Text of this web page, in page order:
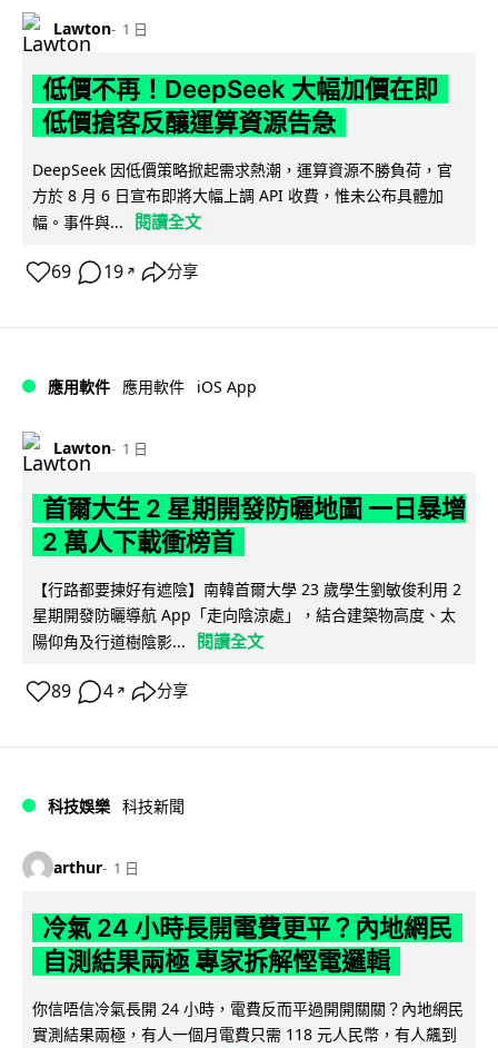
Lawton 1 日
低價不再！DeepSeek 大幅加價在即
低價搶客反釀運算資源告急
DeepSeek 因低價策略掀起需求熱潮，運算資源不勝負荷，官
方於 8 月 6 日宣布即將大幅上調 API 收費，惟未公布具體加
幅。事件與...
閱讀全文
69 19 ↗ 分享
應用軟件 應用軟件 iOS App
Lawton 1 日
首爾大生 2 星期開發防曬地圖 一日暴增
2 萬人下載衝榜首
【行路都要揀好有遮陰】南韓首爾大學 23 歲學生劉敏俊利用 2
星期開發防曬導航 App「走向陰涼處」，結合建築物高度、太
陽仰角及行道樹陰影...
閱讀全文
89 4 ↗ 分享
科技娛樂 科技新聞
arthur 1 日
冷氣 24 小時長開電費更平？內地網民
自測結果兩極 專家拆解慳電邏輯
你信唔信冷氣長開 24 小時，電費反而平過開開關關？內地網民
實測結果兩極，有人一個月電費只需 118 元人民幣，有人飆到